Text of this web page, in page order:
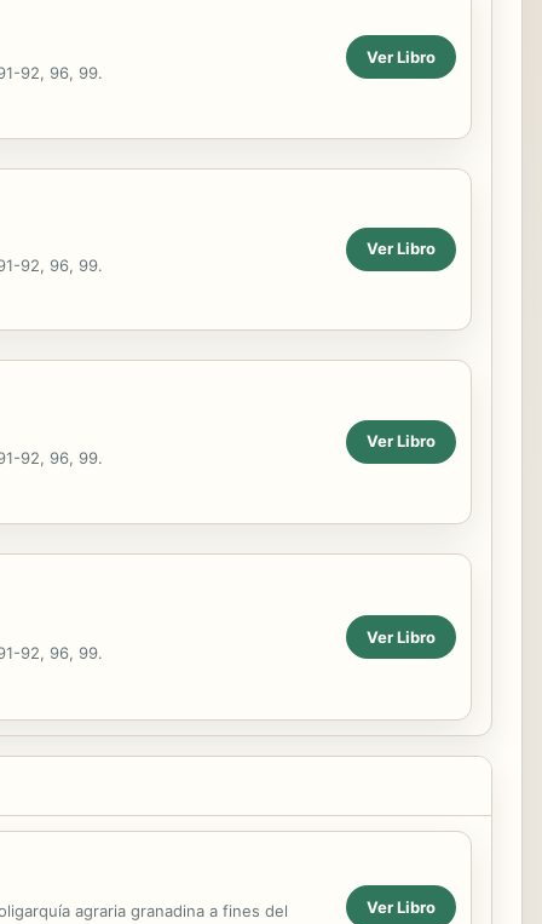
92, 96, 99.
Ver Libro
92, 96, 99.
Ver Libro
92, 96, 99.
Ver Libro
92, 96, 99.
Ver Libro
agraria granadina a fines del
Ver Libro